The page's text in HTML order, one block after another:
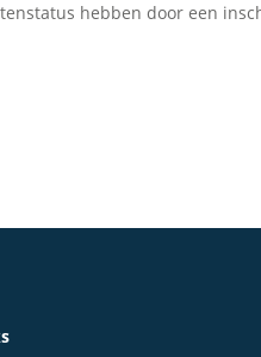
hebben door een